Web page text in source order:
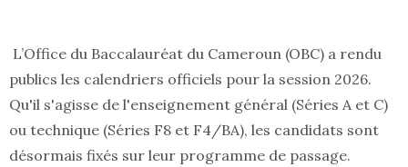
L’Office du Baccalauréat du Cameroun (OBC) a rendu
publics les calendriers officiels pour la session 2026.
Qu'il s'agisse de l'enseignement général (Séries A et C)
ou technique (Séries F8 et F4/BA), les candidats sont
désormais fixés sur leur programme de passage.